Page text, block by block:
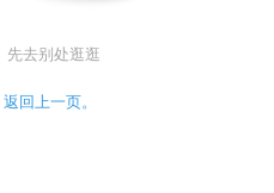
先去别处逛逛
返回上一页。